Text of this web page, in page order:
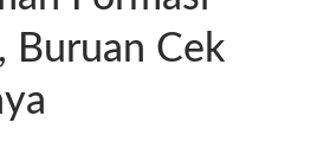
Buruan Cek